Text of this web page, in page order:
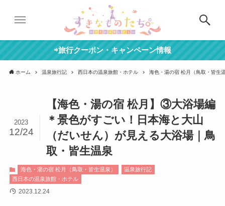
⇨旅行クーポン・キャンペーン情報
ホーム 温泉旅行記 西日本の温泉旅館・ホテル 海色・湯の宿 松月（鳥取・皆生
【海色・湯の宿 松月】③大浴場編
＊景色がすごい！日本海と大山
（だいせん）が見える大浴場｜鳥
取・皆生温泉
2023
12/24
海色・湯の宿 松月（鳥取・皆生温泉）
温泉旅行記
西日本の温泉旅館・ホテル
2023.12.24